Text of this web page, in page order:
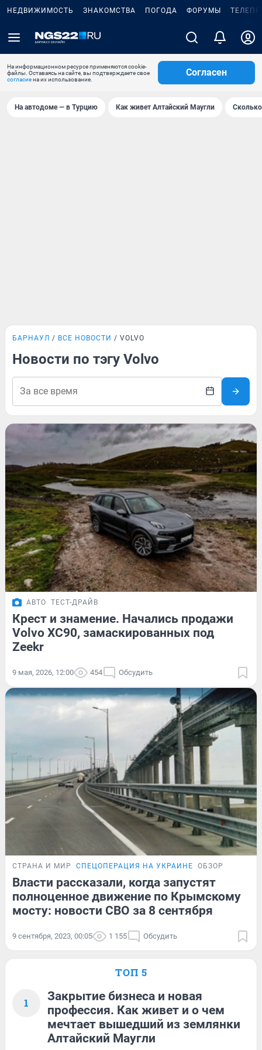
НЕДВИЖИМОСТЬ ЗНАКОМСТВА ПОГОДА ФОРУМЫ
На информационном ресурсе применяются cookie-
файлы. Оставаясь на сайте, вы подтверждаете свое
согласиена их использование.
Согласен
На автодоме — в Турцию Как живет Алтайский Маугли
БАРНАУЛ ВСЕ НОВОСТИ VOLVO
Новости по тэгу Volvo
АВТО ТЕСТ-ДРАЙВ
Крест и знамение. Начались продажи
Volvo XC90, замаскированных под
Zeekr
9 мая, 2026, 12:00 454 Обсудить
СТРАНА И МИР СПЕЦОПЕРАЦИЯ НА УКРАИНЕ ОБЗОР
Власти рассказали, когда запустят
полноценное движение по Крымскому
мосту: новости СВО за 8 сентября
9 сентября, 2023, 00:05 1 155 Обсудить
ТОП 5
1
Закрытие бизнеса и новая
профессия. Как живет и о чем
мечтает вышедший из землянки
Алтайский Маугли